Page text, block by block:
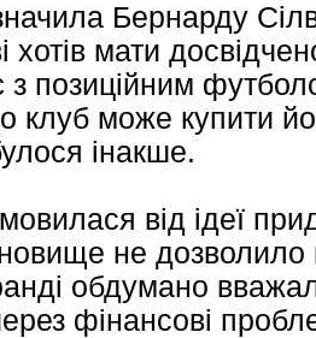
Бернарду
хотів мати
з позиційним
клуб може купити
інакше.
від ідеї
не дозволило
обдумано
фінансові